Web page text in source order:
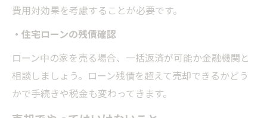
費用対効果を考慮することが必要です。
・住宅ローンの残債確認
ローン中の家を売る場合、一括返済が可能か金融機関と
相談しましょう。ローン残債を超えて売却できるかどう
かで手続きや税金も変わってきます。